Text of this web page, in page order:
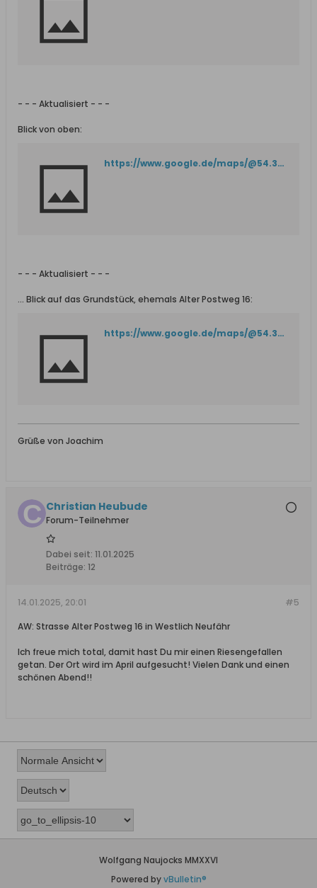
- - - Aktualisiert - - -
Blick von oben:
https://www.google.de/maps/@54.35601,18.7647895,81m/data=!3m1!1e3?entry=ttu&g_ep=EgoyMDI1MDEwOC4wIKXMDSoASAFQAw%3D%3D
- - - Aktualisiert - - -
... Blick auf das Grundstück, ehemals Alter Postweg 16:
https://www.google.de/maps/@54.3562049,18.7641295,3a,75y,125.56h,90t/data=!3m7!1e1!3m5!1sbSD70u_cTQQWIZz0hea8JA!2e0!6shttps:%2F%2Fstreetviewpixels-pa.googleapis.com%2Fv1%2Fthumbnail%3Fcb_client%3Dmaps_sv.tactile%26w%3D900%26h%3D600%26pitch%3D0%26panoid%3DbSD70u_cTQQWIZz0hea8JA%26yaw%3D125.55946!7i16384!8i8192?entry=ttu&g_ep=EgoyMDI1MDEwOC4wIKXMDSoASAFQAw%3D%3D
Grüße von Joachim
Christian Heubude
Forum-Teilnehmer
Dabei seit: 11.01.2025
Beiträge: 12
#5
14.01.2025, 20:01
AW: Strasse Alter Postweg 16 in Westlich Neufähr
Ich freue mich total, damit hast Du mir einen Riesengefallen
getan. Der Ort wird im April aufgesucht! Vielen Dank und einen
schönen Abend!!
Wolfgang Naujocks MMXXVI
Powered byvBulletin®